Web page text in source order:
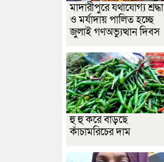
মাদারীপুরে যথাযোগ্য শ্রদ্ধা
ও মর্যাদায় পালিত হচ্ছে
জুলাই গণঅভ্যুত্থান দিবস
হু হু করে বাড়ছে
কাঁচামরিচের দাম